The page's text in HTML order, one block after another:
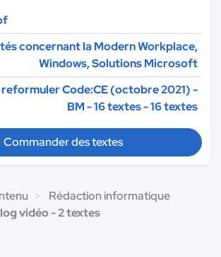
concernant la Modern Workplace,
Windows, Solutions Microsoft
Code:CE (octobre 2021) -
BM - 16 textes - 16 textes
Commander des textes
Rédaction informatique
vidéo - 2 textes